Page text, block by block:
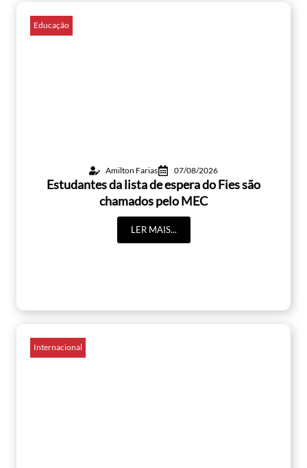
Educação
Amilton Farias 07/08/2026
Estudantes da lista de espera do Fies são
chamados pelo MEC
LER MAIS...
Internacional